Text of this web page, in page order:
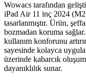
Wowacs tarafından
iPad Air 11 inç 2024
tasarlanmıştır. Ürün,
bozmadan koruma
kullanım konforunu
sayesinde kolayca
üzerinde kabarcık
dayanıklılık sunar.